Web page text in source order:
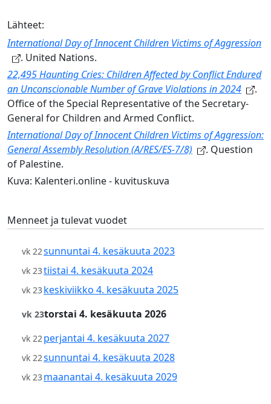
Lähteet:
International Day of Innocent Children Victims of Aggression
. United Nations.
22,495 Haunting Cries: Children Affected by Conflict Endured
an Unconscionable Number of Grave Violations in 2024
.
Office of the Special Representative of the Secretary-
General for Children and Armed Conflict.
International Day of Innocent Children Victims of Aggression:
General Assembly Resolution (A/RES/ES-7/8)
. Question
of Palestine.
Kuva: Kalenteri.online - kuvituskuva
Menneet ja tulevat vuodet
vk 22sunnuntai 4. kesäkuuta 2023
vk 23tiistai 4. kesäkuuta 2024
vk 23 keskiviikko 4. kesäkuuta 2025
vk 23torstai 4. kesäkuuta 2026
vk 22 perjantai 4. kesäkuuta 2027
vk 22sunnuntai 4. kesäkuuta 2028
vk 23 maanantai 4. kesäkuuta 2029